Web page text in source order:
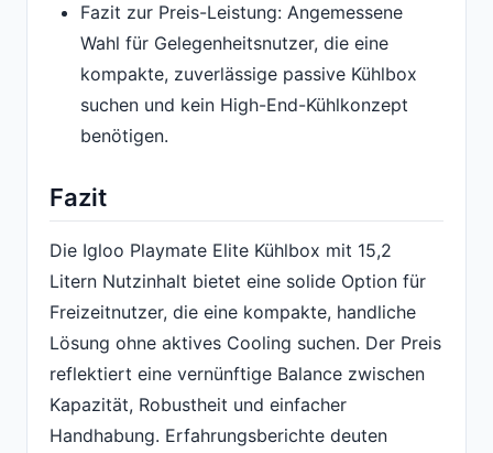
Fazit zur Preis-Leistung: Angemessene
Wahl für Gelegenheitsnutzer, die eine
kompakte, zuverlässige passive Kühlbox
suchen und kein High-End-Kühlkonzept
benötigen.
Fazit
Die Igloo Playmate Elite Kühlbox mit 15,2
Litern Nutzinhalt bietet eine solide Option für
Freizeitnutzer, die eine kompakte, handliche
Lösung ohne aktives Cooling suchen. Der Preis
reflektiert eine vernünftige Balance zwischen
Kapazität, Robustheit und einfacher
Handhabung. Erfahrungsberichte deuten